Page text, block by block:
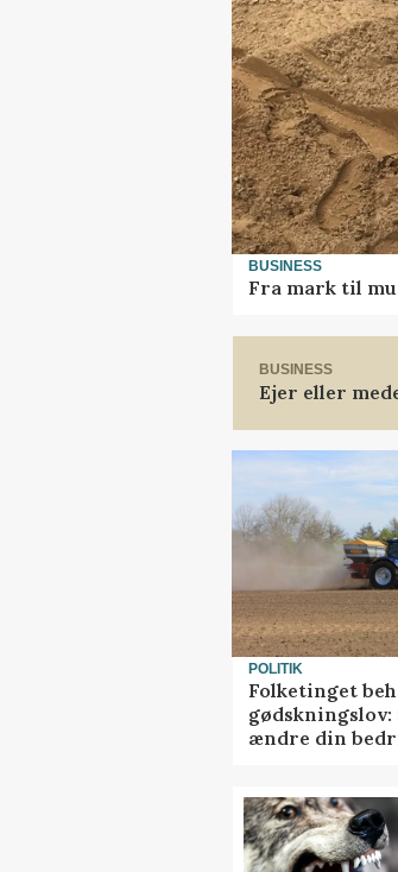
BUSINESS
Fra mark til
BUSINESS
Ejer eller
POLITIK
Folketinget
gødskningslov:
ændre din